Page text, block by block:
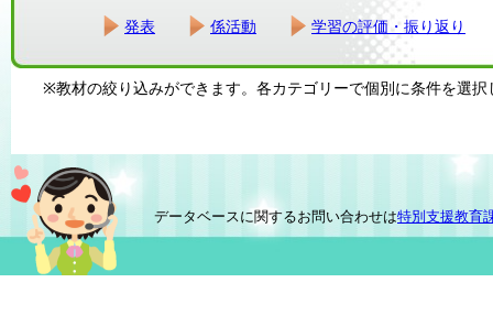
発表 係活動 学習の評価・振り返り
※教材の絞り込みができます。各カテゴリーで個別に条件を選択
データベースに関するお問い合わせは特別支援教育